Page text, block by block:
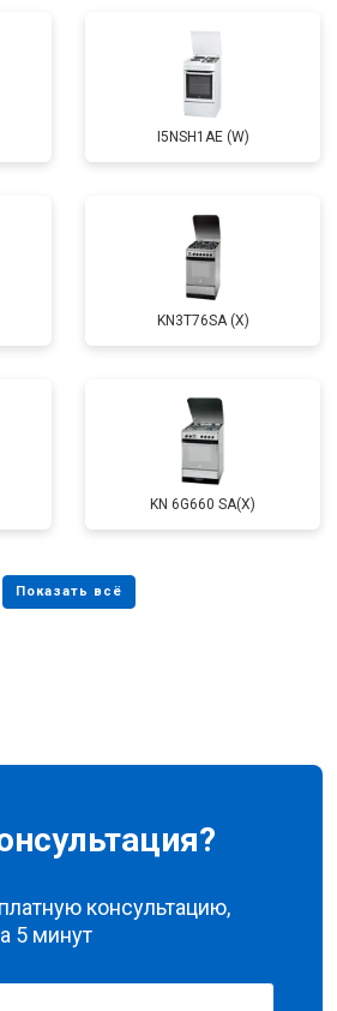
I5NSH1AE (W)
KN3T76SA (X)
KN 6G660 SA(X)
консультацию,
5 минут